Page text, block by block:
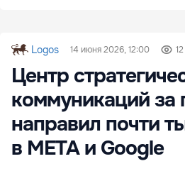
Logos 14 июня 2026, 12:00
Центр
коммуникаций за
направил почти
в META и Google